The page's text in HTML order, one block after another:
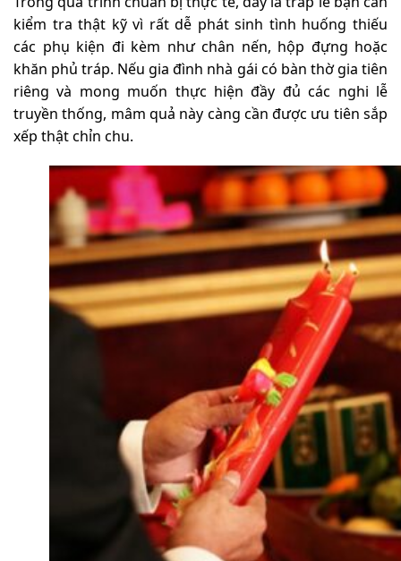
kiểm tra thật kỹ vì rất dễ phát sinh tình huống thiếu
các phụ kiện đi kèm như chân nến, hộp đựng hoặc
khăn phủ tráp. Nếu gia đình nhà gái có bàn thờ gia tiên
riêng và mong muốn thực hiện đầy đủ các nghi lễ
truyền thống, mâm quả này càng cần được ưu tiên sắp
xếp thật chỉn chu.